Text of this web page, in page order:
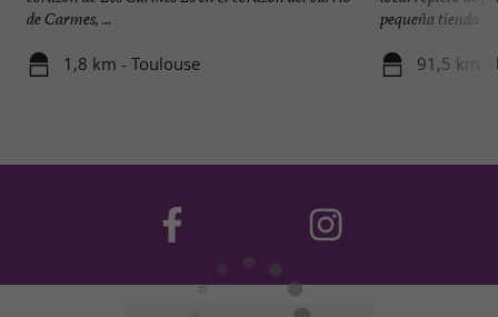
de Carmes, ...
1,8 km - Toulouse
pequeña tienda ...
91,5 km -